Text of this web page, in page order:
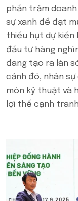
phần trăm
sự xanh để đạt
thiếu hụt dự kiến
đầu tư hàng
đang tạo ra làn
cảnh đó, nhân
môn kỹ thuật và
lợi thế cạnh